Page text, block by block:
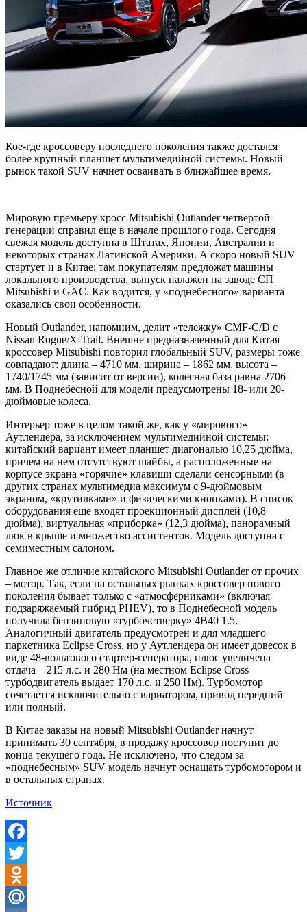
Кое-где кроссоверу последнего поколения также достался
более крупный планшет мультимедийной системы. Новый
рынок такой SUV начнет осваивать в ближайшее время.
Мировую премьеру кросс Mitsubishi Outlander четвертой
генерации справил еще в начале прошлого года. Сегодня
свежая модель доступна в Штатах, Японии, Австралии и
некоторых странах Латинской Америки. А скоро новый SUV
стартует и в Китае: там покупателям предложат машины
локального производства, выпуск налажен на заводе СП
Mitsubishi и GAC. Как водится, у «поднебесного» варианта
оказались свои особенности.
Новый Outlander, напомним, делит «тележку» CMF-C/D с
Nissan Rogue/X-Trail. Внешне предназначенный для Китая
кроссовер Mitsubishi повторил глобальный SUV, размеры тоже
совпадают: длина – 4710 мм, ширина – 1862 мм, высота –
1740/1745 мм (зависит от версии), колесная база равна 2706
мм. В Поднебесной для модели предусмотрены 18- или 20-
дюймовые колеса.
Интерьер тоже в целом такой же, как у «мирового»
Аутлендера, за исключением мультимедийной системы:
китайский вариант имеет планшет диагональю 10,25 дюйма,
причем на нем отсутствуют шайбы, а расположенные на
корпусе экрана «горячие» клавиши сделали сенсорными (в
других странах мультимедиа максимум с 9-дюймовым
экраном, «крутилками» и физическими кнопками). В список
оборудования еще входят проекционный дисплей (10,8
дюйма), виртуальная «приборка» (12,3 дюйма), панорамный
люк в крыше и множество ассистентов. Модель доступна с
семиместным салоном.
Главное же отличие китайского Mitsubishi Outlander от прочих
– мотор. Так, если на остальных рынках кроссовер нового
поколения бывает только с «атмосферниками» (включая
подзаряжаемый гибрид PHEV), то в Поднебесной модель
получила бензиновую «турбочетверку» 4B40 1.5.
Аналогичный двигатель предусмотрен и для младшего
паркетника Eclipse Cross, но у Аутлендера он имеет довесок в
виде 48-вольтового стартер-генератора, плюс увеличена
отдача – 215 л.с. и 280 Нм (на местном Eclipse Cross
турбодвигатель выдает 170 л.с. и 250 Нм). Турбомотор
сочетается исключительно с вариатором, привод передний
или полный.
В Китае заказы на новый Mitsubishi Outlander начнут
принимать 30 сентября, в продажу кроссовер поступит до
конца текущего года. Не исключено, что следом за
«поднебесным» SUV модель начнут оснащать турбомотором и
в остальных странах.
Источник
Facebook
Twitter
Odnoklassniki